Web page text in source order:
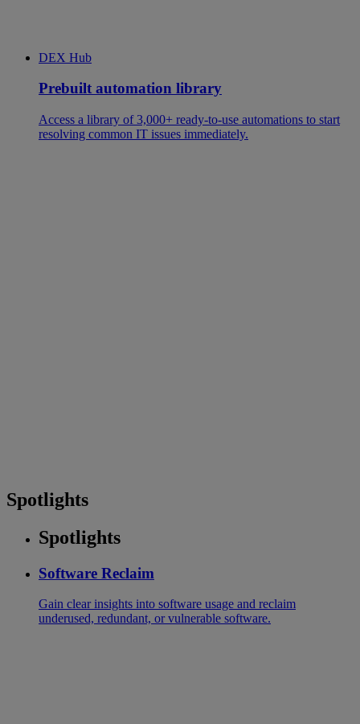
DEX Hub
Prebuilt automation library
Access a library of 3,000+ ready-to-use automations to start
resolving common IT issues immediately.
Spotlights
Spotlights
Software Reclaim
Gain clear insights into software usage and reclaim
underused, redundant, or vulnerable software.